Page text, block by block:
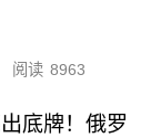
阅读 8963
底牌！俄罗